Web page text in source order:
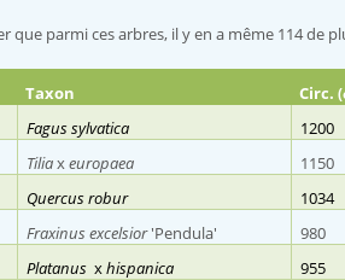
que parmi ces arbres, il y en a même 114 de
Taxon Circ.
Fagus sylvatica 1200
Tiliaxeuropaea 1150
Quercus robur 1034
Fraxinus excelsior'Pendula' 980
Platanus xhispanica 955